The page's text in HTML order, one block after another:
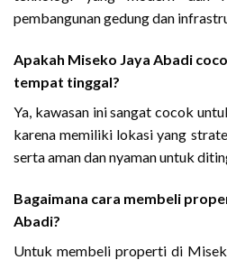
pembangunan gedung dan
Apakah Miseko Jaya Abadi
tempat tinggal?
Ya, kawasan ini sangat cocok
karena memiliki lokasi yang
serta aman dan nyaman untuk
Bagaimana cara membeli
Abadi?
Untuk membeli properti di